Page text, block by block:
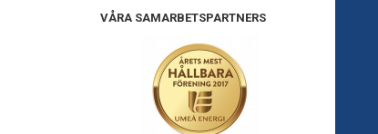
VÅRA SAMARBETSPARTNERS